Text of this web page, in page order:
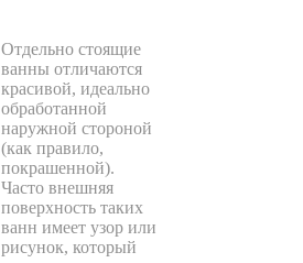
Отдельно стоящие
ванны отличаются
красивой, идеально
обработанной
наружной стороной
(как правило,
покрашенной).
Часто внешняя
поверхность таких
ванн имеет узор или
рисунок, который